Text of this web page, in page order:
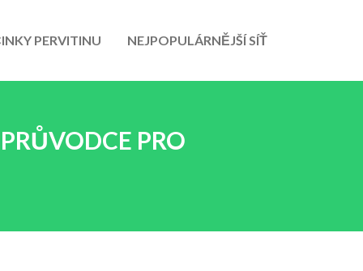
PERVITINU NEJPOPULÁRNĚJŠÍ SÍŤ
PRO